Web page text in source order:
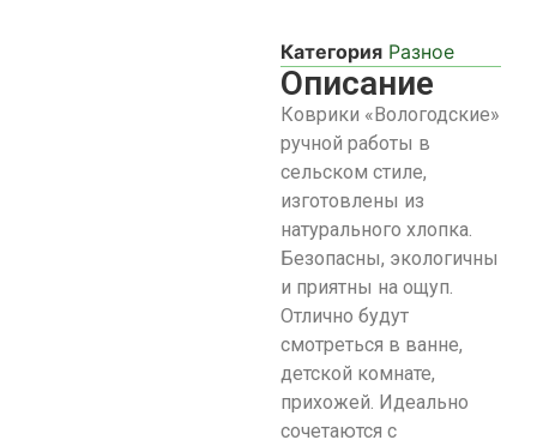
Категория Разное
Описание
Коврики «Вологодские»
ручной работы в
сельском стиле,
изготовлены из
натурального хлопка.
Безопасны, экологичны
и приятны на ощуп.
Отлично будут
смотреться в ванне,
детской комнате,
прихожей. Идеально
сочетаются с